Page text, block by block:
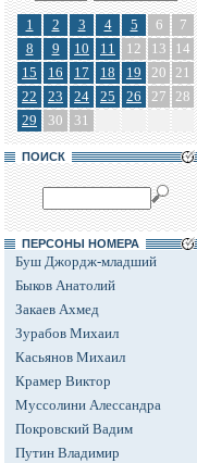
1 2 3 4 5 6
7
8
9 10 11 12 13
14
15
16 17 18 19 20 21
22
23 24 25 26 27 28
29
30 31
ПОИСК
ПЕРСОНЫ НОМЕРА
Буш Джордж-младший
Быков Анатолий
Закаев Ахмед
Зурабов Михаил
Касьянов Михаил
Крамер Виктор
Муссолини Алессандра
Покровский Вадим
Путин Владимир